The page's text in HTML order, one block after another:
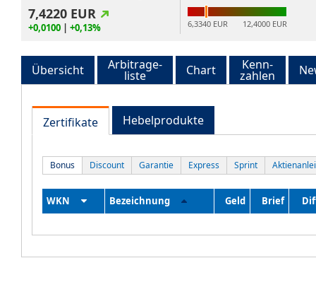
7,4220 EUR
+0,0100 | +0,13% 6,3340 EUR 12,4000 EUR
Übersicht Arbitrage-
liste Chart Kenn-
zahlen
Zertifikate Hebelprodukte
Bonus Discount Garantie Express Sprint
WKN Bezeichnung Geld Brief